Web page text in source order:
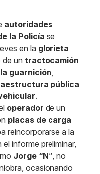
autoridades
la Policía se
en la glorieta
de un tractocamión
guarnición,
pública
.
operador de un
placas de carga
reincorporarse a la
el informe preliminar,
Jorge “N”, no
ocasionando